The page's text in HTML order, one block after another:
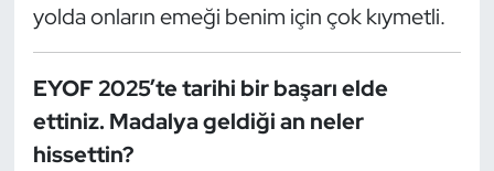
yolda onların emeği benim için çok kıymetli.
EYOF 2025’te tarihi bir başarı elde
ettiniz. Madalya geldiği an neler
hissettin?
Motor Sporları
Muay Thai
Okçuluk